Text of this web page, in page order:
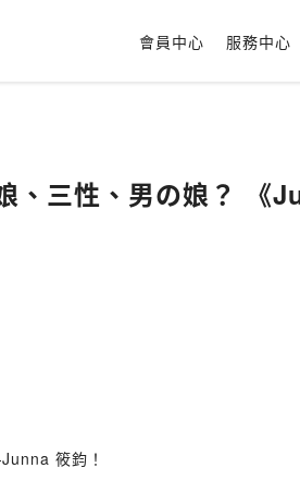
會員中心 服務中心
、三性、男の娘？ 《
筱鈞！